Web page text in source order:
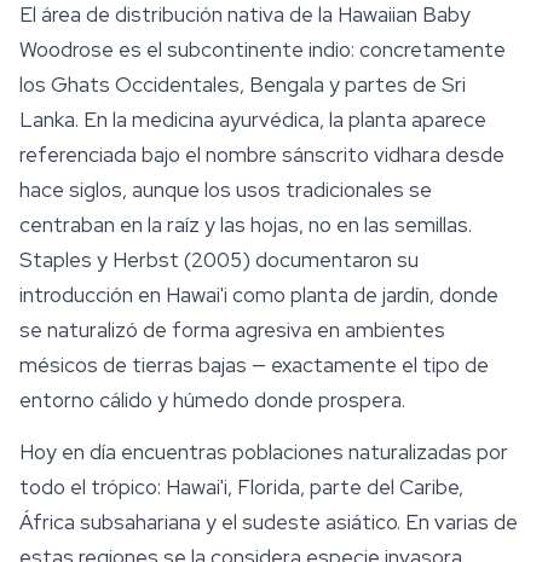
El área de distribución nativa de la Hawaiian Baby
Woodrose es el subcontinente indio: concretamente
los Ghats Occidentales, Bengala y partes de Sri
Lanka. En la medicina ayurvédica, la planta aparece
referenciada bajo el nombre sánscrito vidhara desde
hace siglos, aunque los usos tradicionales se
centraban en la raíz y las hojas, no en las semillas.
Staples y Herbst (2005) documentaron su
introducción en Hawai'i como planta de jardín, donde
se naturalizó de forma agresiva en ambientes
mésicos de tierras bajas — exactamente el tipo de
entorno cálido y húmedo donde prospera.
Hoy en día encuentras poblaciones naturalizadas por
todo el trópico: Hawai'i, Florida, parte del Caribe,
África subsahariana y el sudeste asiático. En varias de